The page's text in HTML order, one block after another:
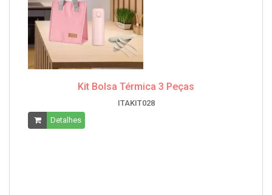
Kit Bolsa Térmica 3 Peças
ITAKIT028
Detalhes